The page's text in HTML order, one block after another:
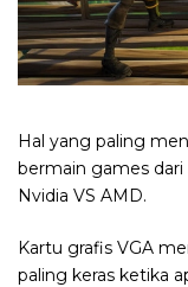
Hal yang paling
bermain games dari
Nvidia VS AMD.
Kartu grafis VGA
paling keras ketika